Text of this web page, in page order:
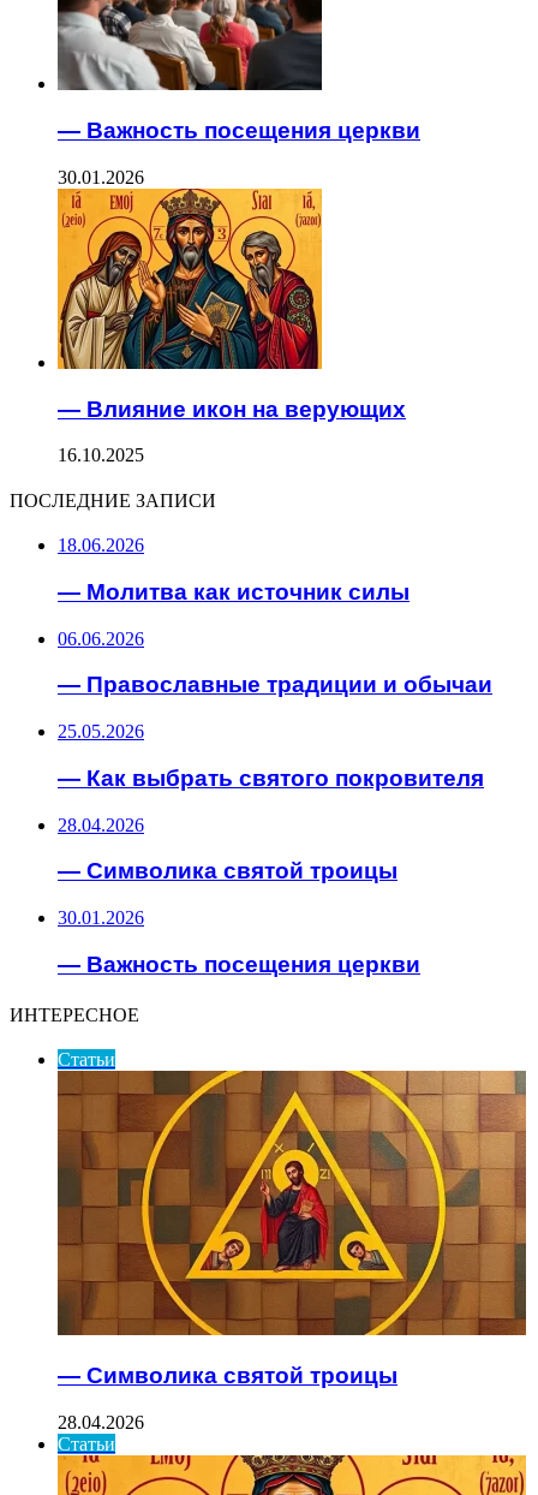
— Важность посещения церкви
30.01.2026
— Влияние икон на верующих
16.10.2025
ПОСЛЕДНИЕ ЗАПИСИ
18.06.2026
— Молитва как источник силы
06.06.2026
— Православные традиции и обычаи
25.05.2026
— Как выбрать святого покровителя
28.04.2026
— Символика святой троицы
30.01.2026
— Важность посещения церкви
ИНТЕРЕСНОЕ
Статьи
— Символика святой троицы
28.04.2026
Статьи